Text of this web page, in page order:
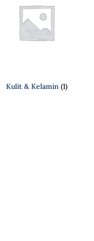
Kulit & Kelamin (1)